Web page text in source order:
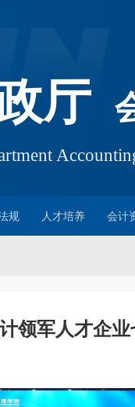
厅
规 人才培养 会计
领军人才企